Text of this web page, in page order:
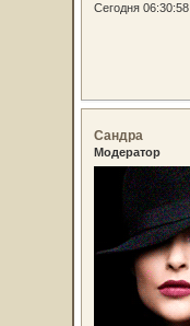
Сегодня 06:30:58
Сандра
Модератор